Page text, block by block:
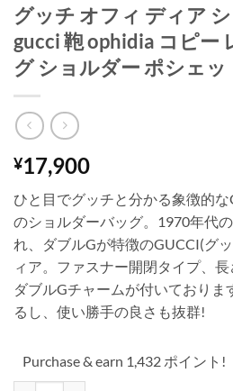
グッチ オフィ ディア
gucci 鞄 ophidia コピー
グ ショルダー ポシェッ
¥17,900
ひと目でグッチと分かる象徴的
のショルダーバッグ。1970年代
れ、ダブルGが特徴のGUCCI(グ
ィア。ファスナー開閉タイプ、
ダブルGチャームが付いておりま
るし、使い勝手の良さも抜群!
Purchase & earn 1,432 ポイント!